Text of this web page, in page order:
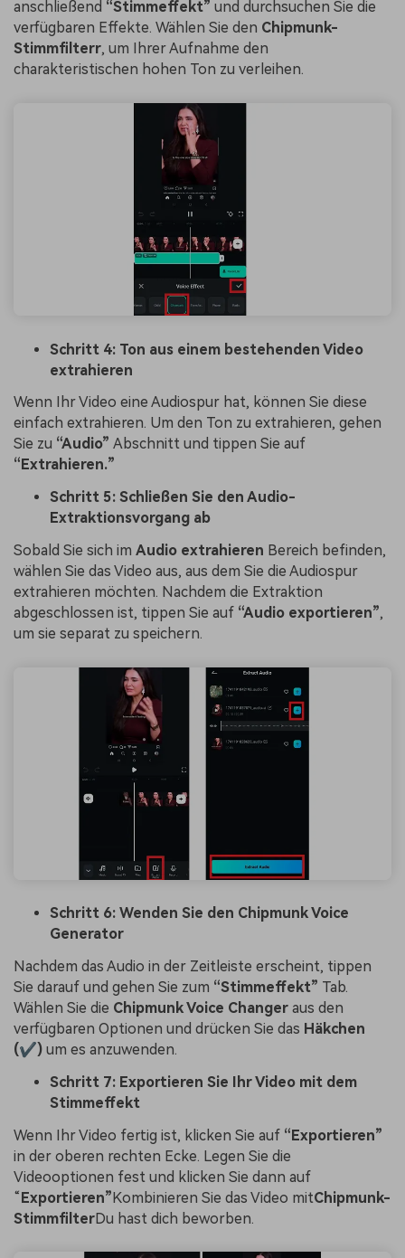
anschließend “Stimmeffekt” und durchsuchen Sie die
verfügbaren Effekte. Wählen Sie den Chipmunk-
Stimmfilterr, um Ihrer Aufnahme den
charakteristischen hohen Ton zu verleihen.
Schritt 4: Ton aus einem bestehenden Video
extrahieren
Wenn Ihr Video eine Audiospur hat, können Sie diese
einfach extrahieren. Um den Ton zu extrahieren, gehen
Sie zu “Audio” Abschnitt und tippen Sie auf
“Extrahieren.”
Schritt 5: Schließen Sie den Audio-
Extraktionsvorgang ab
Sobald Sie sich im Audio extrahieren Bereich befinden,
wählen Sie das Video aus, aus dem Sie die Audiospur
extrahieren möchten. Nachdem die Extraktion
abgeschlossen ist, tippen Sie auf “Audio exportieren”,
um sie separat zu speichern.
Schritt 6: Wenden Sie den Chipmunk Voice
Generator
Nachdem das Audio in der Zeitleiste erscheint, tippen
Sie darauf und gehen Sie zum “Stimmeffekt” Tab.
Wählen Sie die Chipmunk Voice Changer aus den
verfügbaren Optionen und drücken Sie das Häkchen
(✔) um es anzuwenden.
Schritt 7: Exportieren Sie Ihr Video mit dem
Stimmeffekt
Wenn Ihr Video fertig ist, klicken Sie auf “Exportieren”
in der oberen rechten Ecke. Legen Sie die
Videooptionen fest und klicken Sie dann auf
“Exportieren”Kombinieren Sie das Video mitChipmunk-
StimmfilterDu hast dich beworben.